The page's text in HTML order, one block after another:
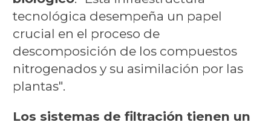
tecnológica desempeña un papel
crucial en el proceso de
descomposición de los compuestos
nitrogenados y su asimilación por las
plantas".
Los sistemas de filtración tienen un